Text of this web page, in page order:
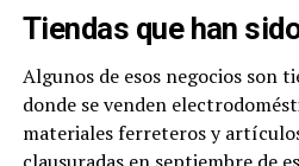
Tiendas que han
Algunos de esos negocios son
donde se venden
materiales ferreteros y